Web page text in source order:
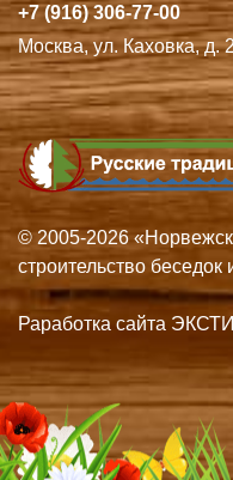
+7 (916) 306-77-00
Москва, ул. Каховка, д.
© 2005-2026
строительство беседок
Раработка сайта ЭКСТИ